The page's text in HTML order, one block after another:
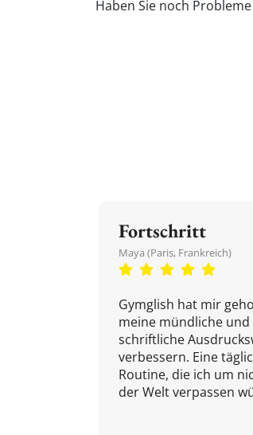
Haben Sie noch
Fortschritt
Maya (Paris, Frankreich)
Gymglish hat mir
meine mündliche und
schriftliche
verbessern. Eine
Routine, die ich um
der Welt verpassen